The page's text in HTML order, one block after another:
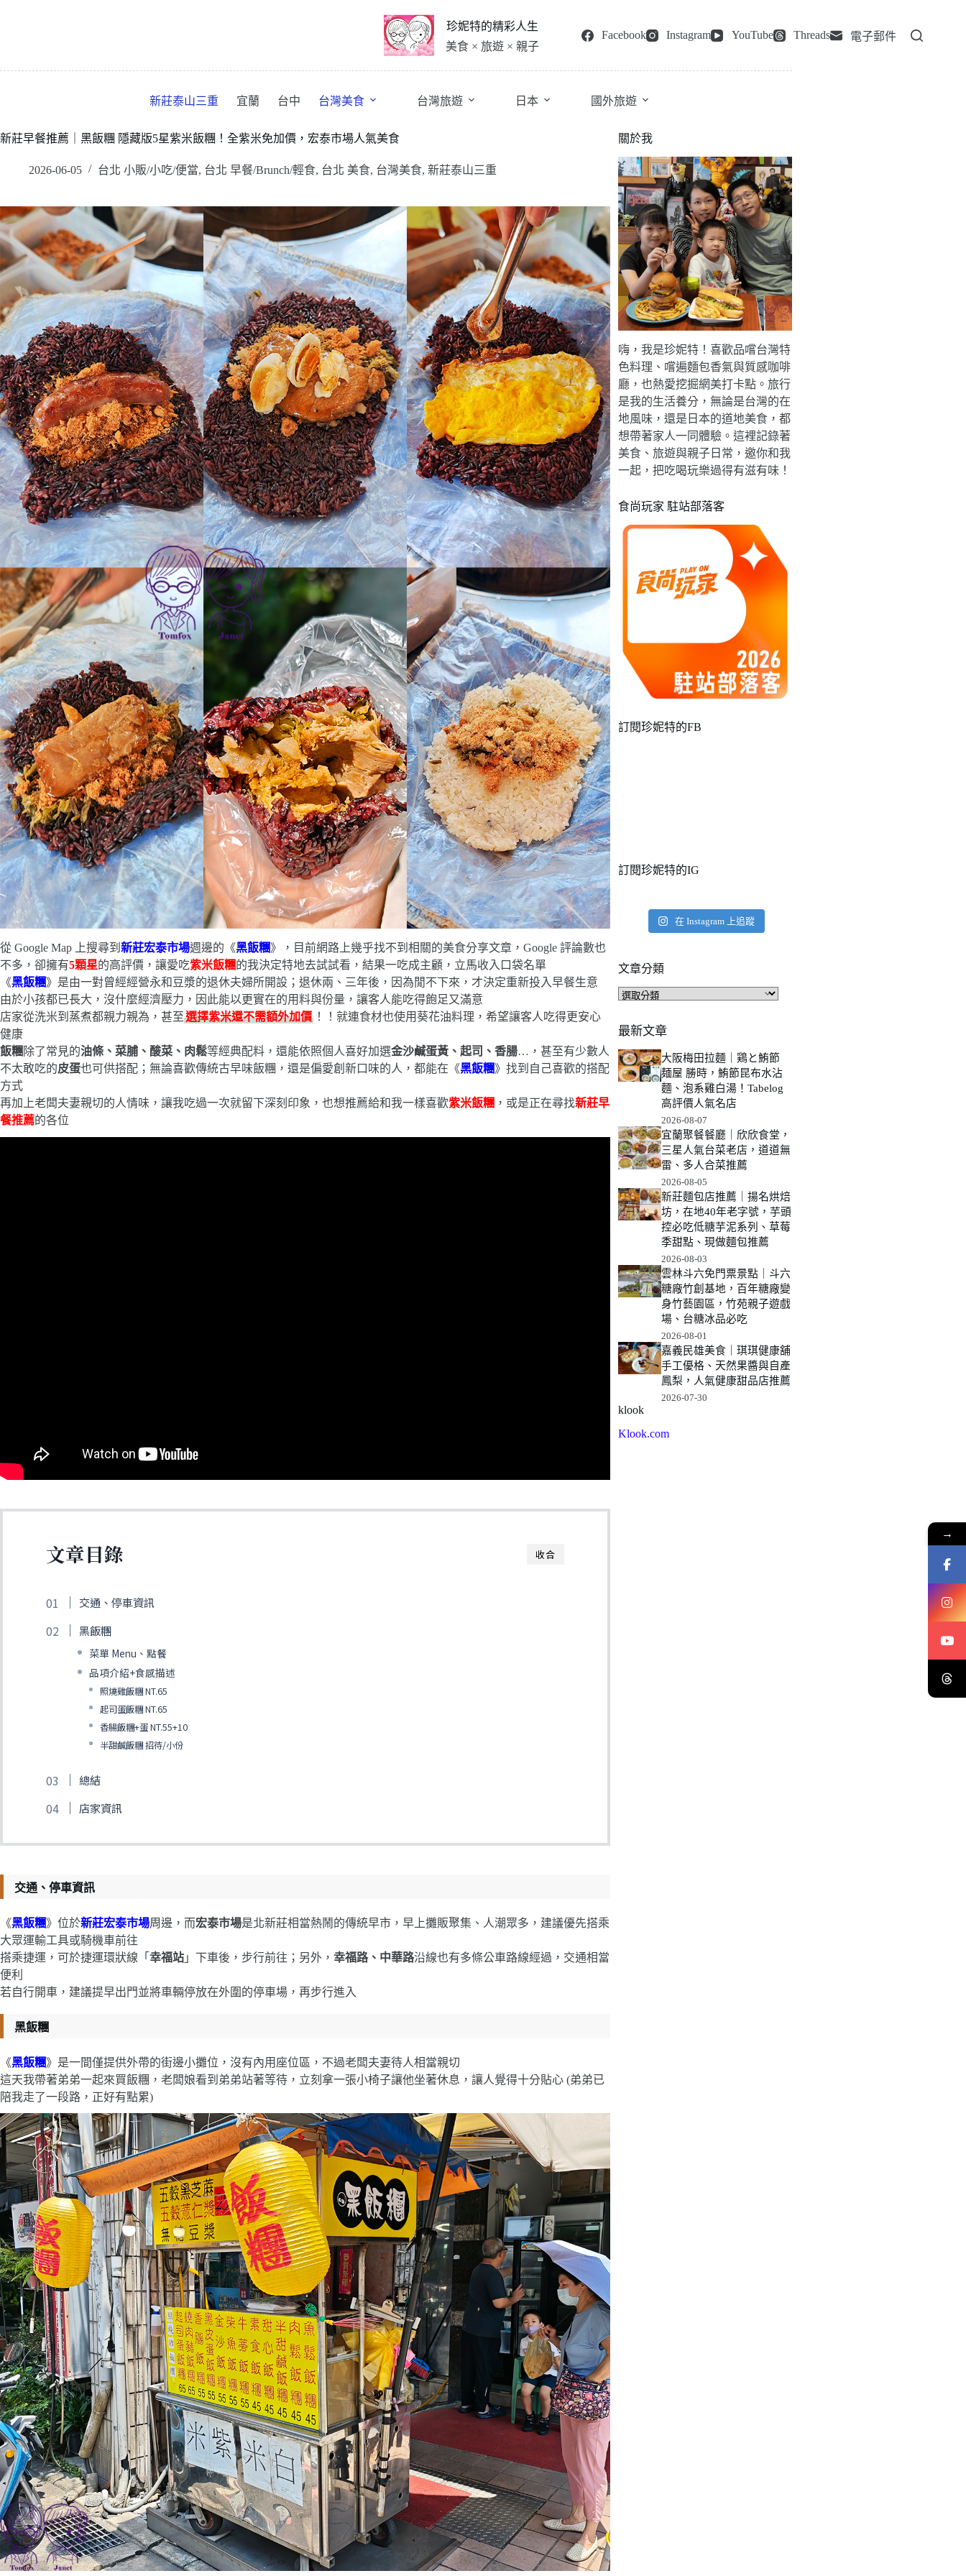
珍妮特的精彩人生
美食 × 旅遊 × 親子
Facebook Instagram YouTube Threads 電子郵件
新莊泰山三重 宜蘭 台中 台灣美食 台灣旅遊 日本 國外旅遊
新莊早餐推薦｜黑飯糰 隱藏版5星紫米飯糰！全紫米免加價，宏泰市場人氣美食
2026-06-05 台北 小販/小吃/便當, 台北 早餐/Brunch/輕食, 台北 美食, 台灣美食, 新莊泰山三重
從 Google Map 上搜尋到 新莊宏泰市場週邊的《黑飯糰》，目前網路上幾乎找不到相關的美食分享文章，Google 評論數也
不多，卻擁有5顆星的高評價，讓愛吃紫米飯糰的我決定特地去試試看，結果一吃成主顧，立馬收入口袋名單
《黑飯糰》是由一對曾經經營永和豆漿的退休夫婦所開設；退休兩、三年後，因為閒不下來，才決定重新投入早餐生意
由於小孩都已長大，沒什麼經濟壓力，因此能以更實在的用料與份量，讓客人能吃得飽足又滿意
店家從洗米到蒸煮都親力親為，甚至選擇紫米還不需額外加價 ！！就連食材也使用葵花油料理，希望讓客人吃得更安心
健康
飯糰除了常見的油條、菜脯、酸菜、肉鬆等經典配料，還能依照個人喜好加選金沙鹹蛋黃、起司、香腸…，甚至有少數人
不太敢吃的皮蛋也可供搭配；無論喜歡傳統古早味飯糰，還是偏愛創新口味的人，都能在《黑飯糰》找到自己喜歡的搭配
方式
再加上老闆夫妻親切的人情味，讓我吃過一次就留下深刻印象，也想推薦給和我一樣喜歡紫米飯糰 ，或是正在尋找新莊早
餐推薦的各位
收合
文章目錄
交通、停車資訊
黑飯糰
菜單 Menu、點餐
品項介紹+食感描述
照燒雞飯糰 NT.65
起司蛋飯糰 NT.65
香腸飯糰+蛋 NT.55+10
半甜鹹飯糰 招待/小份
總結
店家資訊
交通、停車資訊
《黑飯糰》位於新莊宏泰市場周邊，而宏泰市場是北新莊相當熱鬧的傳統早市，早上攤販聚集、人潮眾多，建議優先搭乘
大眾運輸工具或騎機車前往
搭乘捷運，可於捷運環狀線「 幸福站 」下車後，步行前往；另外， 幸福路、中華路沿線也有多條公車路線經過，交通相當
便利
若自行開車，建議提早出門並將車輛停放在外圍的停車場，再步行進入
黑飯糰
《黑飯糰》是一間僅提供外帶的街邊小攤位，沒有內用座位區，不過老闆夫妻待人相當親切
這天我帶著弟弟一起來買飯糰，老闆娘看到弟弟站著等待，立刻拿一張小椅子讓他坐著休息，讓人覺得十分貼心 (弟弟已
陪我走了一段路，正好有點累)
關於我
嗨，我是珍妮特！喜歡品嚐台灣特
色料理、嚐遍麵包香氣與質感咖啡
廳，也熱愛挖掘網美打卡點。旅行
是我的生活養分，無論是台灣的在
地風味，還是日本的道地美食，都
想帶著家人一同體驗。這裡記錄著
美食、旅遊與親子日常，邀你和我
一起，把吃喝玩樂過得有滋有味！
食尚玩家 駐站部落客
訂閱珍妮特的FB
訂閱珍妮特的IG
在 Instagram 上追蹤
文章分類
文
分
類
最新文章
大阪梅田拉麵｜鶏と鮪節
麺屋 勝時，鮪節昆布水沾
麵、泡系雞白湯！Tabelog
高評價人氣名店
2026-08-07
宜蘭聚餐餐廳｜欣欣食堂，
三星人氣台菜老店，道道無
雷、多人合菜推薦
2026-08-05
新莊麵包店推薦｜揚名烘焙
坊，在地40年老字號，芋頭
控必吃低糖芋泥系列、草莓
季甜點、現做麵包推薦
2026-08-03
雲林斗六免門票景點｜斗六
糖廠竹創基地，百年糖廠變
身竹藝園區，竹苑親子遊戲
場、台糖冰品必吃
2026-08-01
嘉義民雄美食｜琪琪健康舖
手工優格、天然果醬與自產
鳳梨，人氣健康甜品店推薦
2026-07-30
klook
Klook.com
→